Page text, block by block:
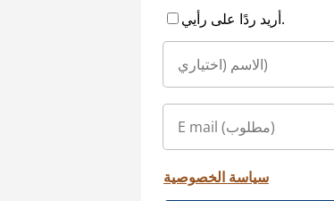
أريد ردًا على رأيي.
سياسة الخصوصية